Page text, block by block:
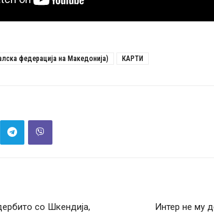
федерација на Македонија) КАРТИ
со Шкендија,
Интер не му